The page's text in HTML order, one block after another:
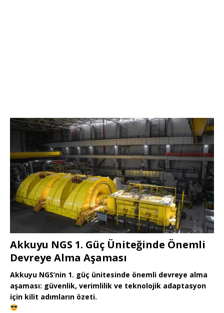
Akkuyu NGS 1. Güç Üniteğinde Önemli
Devreye Alma Aşaması
Akkuyu NGS’nin 1. güç ünitesinde önemli devreye alma
aşaması: güvenlik, verimlilik ve teknolojik adaptasyon
için kilit adımların özeti.